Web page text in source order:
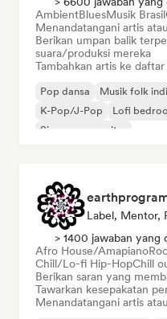
AmbientBluesMusik Brasil
Menandatangani artis
Berikan umpan balik
suara/produksi mereka
Tambahkan artis ke
Pop dansa Musik folk
K-Pop/J-Pop
Lofi
Singer-songwriter
Label, Mentor,
> 1400 jawaban yang
Afro House/Amapiano
Chill/Lo-fi Hip-HopChill
Berikan saran yang
Tawarkan kesepakatan
Menandatangani artis